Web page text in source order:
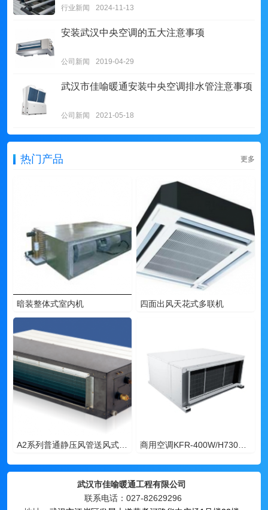
行业新闻 2024-11-13
安装武汉中央空调的五大注意事项
公司新闻 2019-04-29
武汉市佳喻暖通安装中央空调排水管注意事项
公司新闻 2021-05-18
热门产品 更多
暗装整体式室内机 四面出风天花式多联机
武汉市佳喻暖通工程有限公司
联系电话：027-82629296